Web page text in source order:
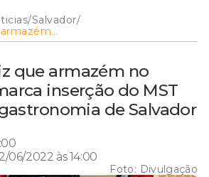
/Salvador/
cultura e
que armazém no
inserção do MST
de Salvador
06/2022 às 14:00
Foto: Divulgação